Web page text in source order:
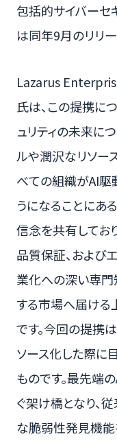
包括的サイバーセ
は同年9月のリリ
Lazarus
氏は、この提携に
ュリティの未来に
ルや潤沢なリソー
べての組織がAI駆
うになることにあ
信念を共有してお
品質保証、および
業化への深い専
する市場へ届ける
です。今回の提携
ソース化した際に
ものです。最先端
ぐ架け橋となり、
な脆弱性発見機能